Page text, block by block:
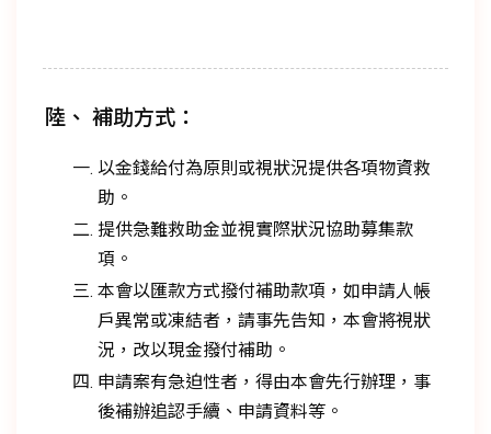
陸、 補助方式：
以金錢給付為原則或視狀況提供各項物資救
助。
提供急難救助金並視實際狀況協助募集款
項。
本會以匯款方式撥付補助款項，如申請人帳
戶異常或凍結者，請事先告知，本會將視狀
況，改以現金撥付補助。
申請案有急迫性者，得由本會先行辦理，事
後補辦追認手續、申請資料等。